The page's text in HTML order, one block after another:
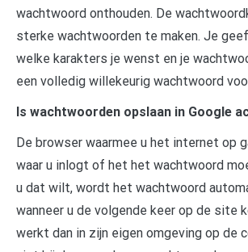
wachtwoord onthouden. De
sterke wachtwoorden te maken. Je
welke karakters je wenst en je
een volledig willekeurig wachtwoord
Is wachtwoorden opslaan in Google
De browser waarmee u het internet op
waar u inlogt of het het wachtwoord
u dat wilt, wordt het wachtwoord
wanneer u de volgende keer op de site
werkt dan in zijn eigen omgeving op de